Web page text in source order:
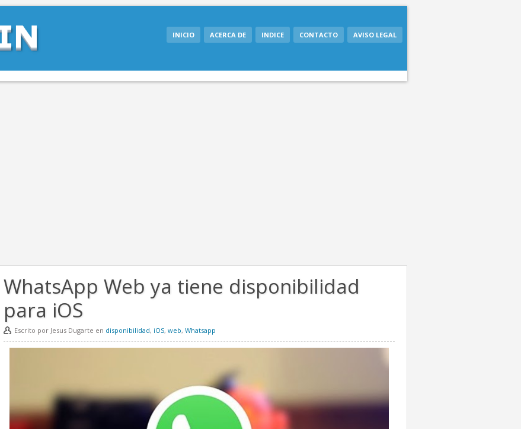
INICIO ACERCA DE INDICE CONTACTO AVISO LEGAL
WhatsApp Web ya tiene disponibilidad
para iOS
Escrito por Jesus Dugarte en disponibilidad, iOS, web, Whatsapp